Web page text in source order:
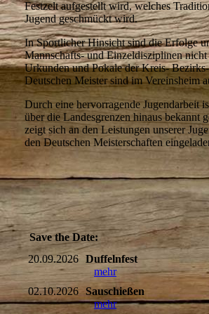
Festzelt aufgestellt wird, welches
Jugend geschmückt wird.
In Sportlicher Hinsicht sind die Erfolge
Mannschafts- und Einzeldisziplinen
Urkunden und Pokale der Kreis-
Deutschen Meister sind im Vereinsheim
Durch eine hervorragende Jugendarbeit
über die Landesgrenzen hinaus bekannt
zeigt sich an den Leistungen unserer
den Deutschen Meisterschaften
Save the Date:
20.09.2026 Duffelnfest
mehr
02.10.2026 Sauschießen
mehr